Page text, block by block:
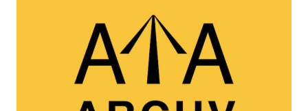
#FOCUS IT
#FASHION #MUSIC #MOVIE
#LIFESTYLE #SNEAKER #OUTDOOR
#SPORTS #HANDSOME HANDBOOK